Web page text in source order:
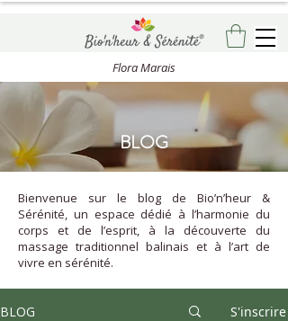
Flora Marais
BLOG
Bienvenue sur le blog de Bio’n’heur &
Sérénité, un espace dédié à l’harmonie du
corps et de l’esprit, à la découverte du
massage traditionnel balinais et à l’art de
vivre en sérénité.
BLOG S'inscrire